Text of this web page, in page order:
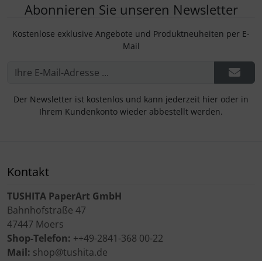
Abonnieren Sie unseren Newsletter
Kostenlose exklusive Angebote und Produktneuheiten per E-
Mail
Der Newsletter ist kostenlos und kann jederzeit hier oder in
Ihrem Kundenkonto wieder abbestellt werden.
Kontakt
TUSHITA PaperArt GmbH
Bahnhofstraße 47
47447 Moers
Shop-Telefon: ++49-2841-368 00-22
Mail: shop@tushita.de